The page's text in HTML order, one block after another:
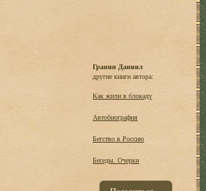
Гранин Даниил
другие книги автора:
Как жили в блокаду
Автобиография
Бегство в Россию
Беседы. Очерки